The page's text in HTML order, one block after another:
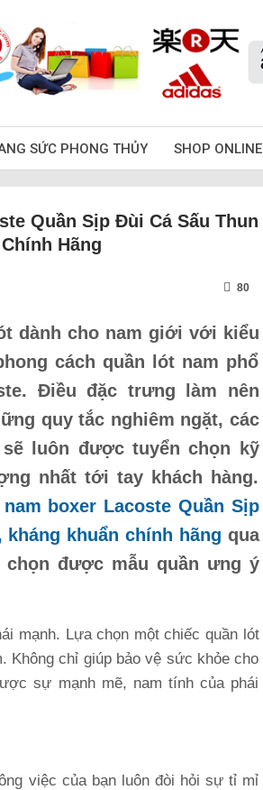
SỨC PHONG THỦY SHOP ONLINE
Quần Sịp Đùi Cá Sấu Thun
Hãng
80
dành cho nam giới với kiểu
cách quần lót nam phổ
Điều đặc trưng làm nên
quy tắc nghiêm ngặt, các
luôn được tuyển chọn kỹ
nhất tới tay khách hàng.
boxer Lacoste Quần Sịp
khuẩn chính hãng qua
được mẫu quần ưng ý
mạnh. Lựa chọn một chiếc quần lót
Không chỉ giúp bảo vệ sức khỏe cho
sự mạnh mẽ, nam tính của phái
việc của bạn luôn đòi hỏi sự tỉ mỉ